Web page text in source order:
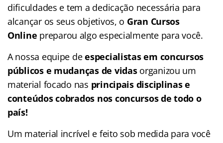
dificuldades e tem a dedicação necessária para
alcançar os seus objetivos, o Gran Cursos
Online preparou algo especialmente para você.
A nossa equipe deespecialistas em concursos
públicos e mudanças de vidasorganizou um
material focado nas principais disciplinas e
conteúdos cobrados nos concursos de todo o
país!
Um material incrível e feito sob medida para você